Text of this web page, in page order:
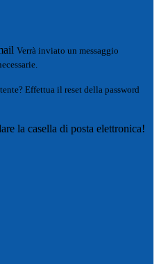
Verrà inviato un messaggio
Effettua il reset della password
la casella di posta elettronica!